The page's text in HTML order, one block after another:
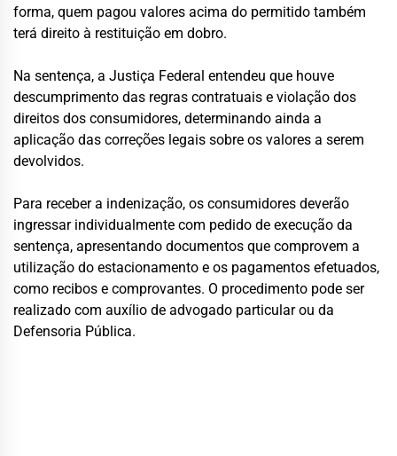
forma, quem pagou valores acima do permitido também
terá direito à restituição em dobro.
Na sentença, a Justiça Federal entendeu que houve
descumprimento das regras contratuais e violação dos
direitos dos consumidores, determinando ainda a
aplicação das correções legais sobre os valores a serem
devolvidos.
Para receber a indenização, os consumidores deverão
ingressar individualmente com pedido de execução da
sentença, apresentando documentos que comprovem a
utilização do estacionamento e os pagamentos efetuados,
como recibos e comprovantes. O procedimento pode ser
realizado com auxílio de advogado particular ou da
Defensoria Pública.